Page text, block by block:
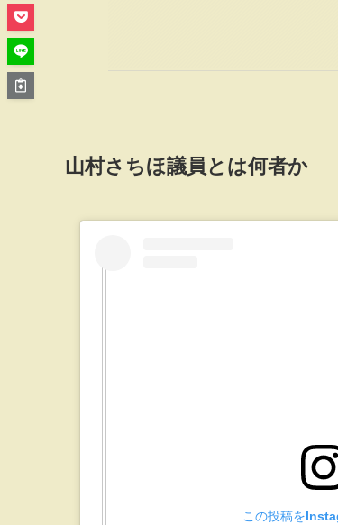
山村さちほ議員とは何者か
この投稿を